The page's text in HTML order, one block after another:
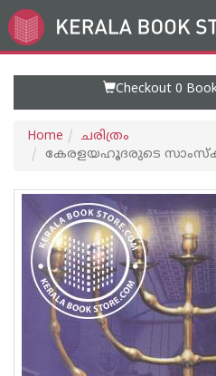
Go
to
Checkout 0
Home
ചരിത്രം
കേരളയഹൂദരുടെ